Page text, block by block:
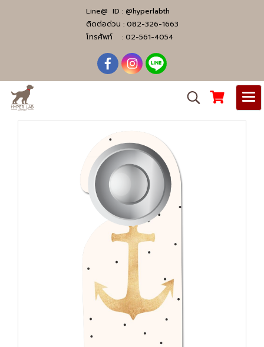
Line@ ID : @hyperlabth
ติดต่อด่วน : 082-326-1663
โทรศัพท์ : 02-561-4054